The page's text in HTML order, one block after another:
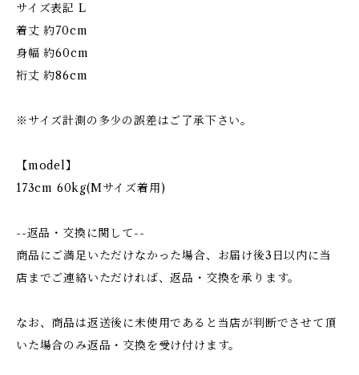
サイズ表記 L
着丈 約70cm
身幅 約60cm
裄丈 約86cm
※サイズ計測の多少の誤差はご了承下さい。
【model】
173cm 60kg(Mサイズ着用)
--返品・交換に関して--
商品にご満足いただけなかった場合、お届け後3日以内に当
店までご連絡いただければ、返品・交換を承ります。
なお、商品は返送後に未使用であると当店が判断でさせて頂
いた場合のみ返品・交換を受け付けます。